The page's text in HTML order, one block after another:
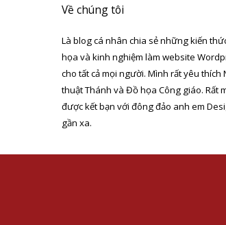
Về chúng tôi
Là blog cá nhân chia sẻ những kiến
họa và kinh nghiệm làm website
cho tất cả mọi người. Mình rất yêu thích
thuật Thánh và Đồ họa Công giáo. Rất
được kết bạn với đông đảo anh em
gần xa.